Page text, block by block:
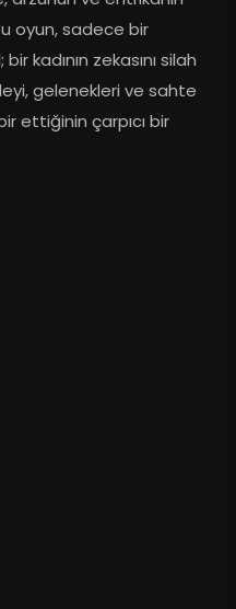
oyun, sadece bir
kadının zekasını silah
gelenekleri ve sahte
ettiğinin çarpıcı bir